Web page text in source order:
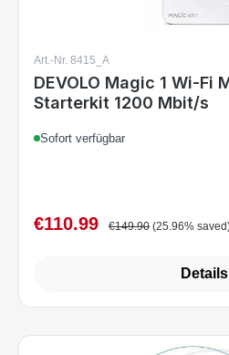
Art.-Nr. 8415_A
DEVOLO Magic 1 Wi-Fi
Starterkit 1200 Mbit/s
Sofort verfügbar
Sale price:
€110.99 €149.90 (25.96%
Details